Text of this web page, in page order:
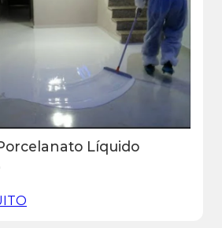
Líquido